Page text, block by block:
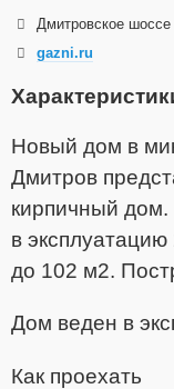
Дмитровское шоссе
gazni.ru
Новый дом в
Дмитров
кирпичный дом.
в
до 102 м2.
Дом веден в
Как проехать